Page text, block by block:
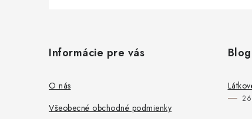
Informácie pre vás
O nás
Všeobecné obchodné podmienky
Blog